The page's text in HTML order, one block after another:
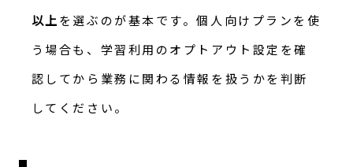
以上を選ぶのが基本です。個人向けプランを使
う場合も、学習利用のオプトアウト設定を確
認してから業務に関わる情報を扱うかを判断
してください。